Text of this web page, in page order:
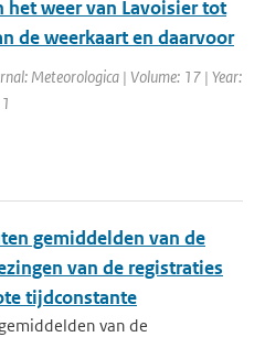
het weer van Lavoisier tot
de weerkaart en daarvoor
Meteorologica | Volume: 17 | Year:
gemiddelden van de
van de registraties
tijdconstante
van de